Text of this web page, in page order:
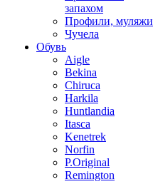
запахом
Профили, муляжи
Чучела
Обувь
Aigle
Bekina
Chiruсa
Harkila
Huntlandia
Itasca
Kenetrek
Norfin
P.Original
Remington